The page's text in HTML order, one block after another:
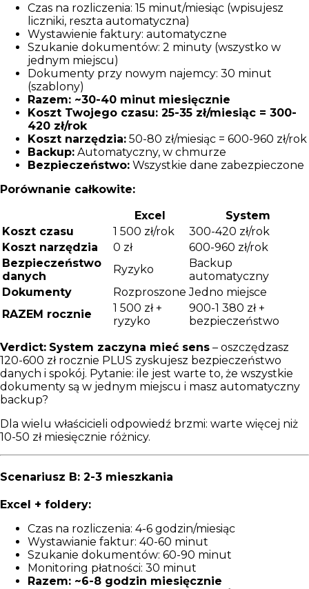
Czas na rozliczenia: 15 minut/miesiąc (wpisujesz
liczniki, reszta automatyczna)
Wystawienie faktury: automatyczne
Szukanie dokumentów: 2 minuty (wszystko w
jednym miejscu)
Dokumenty przy nowym najemcy: 30 minut
(szablony)
Razem: ~30-40 minut miesięcznie
Koszt Twojego czasu: 25-35 zł/miesiąc = 300-
420 zł/rok
Koszt narzędzia: 50-80 zł/miesiąc = 600-960 zł/rok
Backup: Automatyczny, w chmurze
Bezpieczeństwo: Wszystkie dane zabezpieczone
Porównanie całkowite:
Excel
System
Koszt czasu
1 500 zł/rok
300-420 zł/rok
Koszt narzędzia
0 zł
600-960 zł/rok
Bezpieczeństwo
danych
Ryzyko
Backup
automatyczny
Dokumenty
Rozproszone Jedno miejsce
RAZEM rocznie
1 500 zł +
ryzyko
900-1 380 zł +
bezpieczeństwo
Verdict: System zaczyna mieć sens – oszczędzasz
120-600 zł rocznie PLUS zyskujesz bezpieczeństwo
danych i spokój. Pytanie: ile jest warte to, że wszystkie
dokumenty są w jednym miejscu i masz automatyczny
backup?
Dla wielu właścicieli odpowiedź brzmi: warte więcej niż
10-50 zł miesięcznie różnicy.
Scenariusz B: 2-3 mieszkania
Excel + foldery:
Czas na rozliczenia: 4-6 godzin/miesiąc
Wystawianie faktur: 40-60 minut
Szukanie dokumentów: 60-90 minut
Monitoring płatności: 30 minut
Razem: ~6-8 godzin miesięcznie